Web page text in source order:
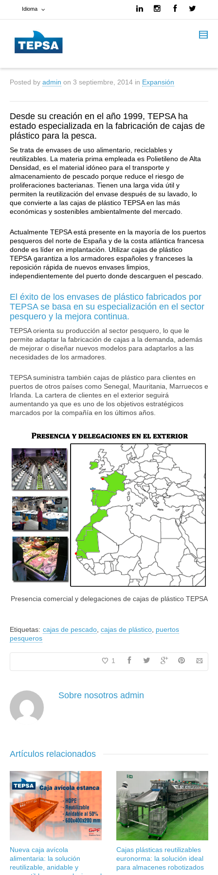
Idioma
Francés
Español
Inglés
Posted by admin on 3 septiembre, 2014 in Expansión
Desde su creación en el año 1999, TEPSA ha
estado especializada en la fabricación de cajas de
plástico para la pesca.
Se trata de envases de uso alimentario, reciclables y
reutilizables. La materia prima empleada es Polietileno de Alta
Densidad, es el material idóneo para el transporte y
almacenamiento de pescado porque reduce el riesgo de
proliferaciones bacterianas. Tienen una larga vida útil y
permiten la reutilización del envase después de su lavado, lo
que convierte a las cajas de plástico TEPSA en las más
económicas y sostenibles ambientalmente del mercado.
Actualmente TEPSA está presente en la mayoría de los puertos
pesqueros del norte de España y de la costa atlántica francesa
donde es líder en implantación. Utilizar cajas de plástico
TEPSA garantiza a los armadores españoles y franceses la
reposición rápida de nuevos envases limpios,
independientemente del puerto donde descarguen el pescado.
El éxito de los envases de plástico fabricados por
TEPSA se basa en su especialización en el sector
pesquero y la mejora continua.
TEPSA orienta su producción al sector pesquero, lo que le
permite adaptar la fabricación de cajas a la demanda, además
de mejorar o diseñar nuevos modelos para adaptarlos a las
necesidades de los armadores.
TEPSA suministra también cajas de plástico para clientes en
puertos de otros países como Senegal, Mauritania, Marruecos e
Irlanda. La cartera de clientes en el exterior seguirá
aumentando ya que es uno de los objetivos estratégicos
marcados por la compañía en los últimos años.
Presencia comercial y delegaciones de cajas de plástico TEPSA
Etiquetas: cajas de pescado, cajas de plástico, puertos
pesqueros
1
Sobre nosotros admin
Artículos relacionados
Nueva caja avícola
alimentaria: la solución
reutilizable, anidable y
Cajas plásticas reutilizables
euronorma: la solución ideal
para almacenes robotizados